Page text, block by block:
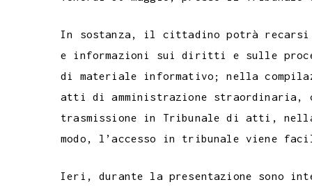
b
o
o
k
t
e
r
s
A
p
p
g
r
a
m
a
g
e
e
r
e
s
t
e
d
I
n
e
t
In sostanza, il cittadino potrà recarsi
e informazioni sui diritti e sulle
di materiale informativo; nella
atti di amministrazione straordinaria,
trasmissione in Tribunale di atti,
modo, l’accesso in tribunale viene
Ieri, durante la presentazione sono